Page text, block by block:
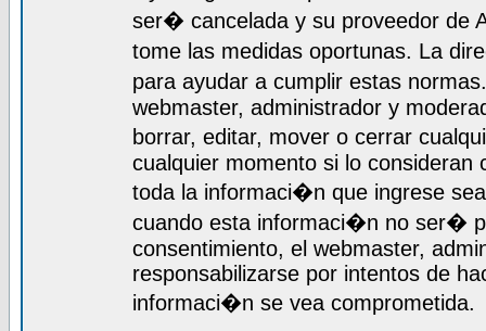
ser� cancelada y su proveedor de
tome las medidas oportunas. La
para ayudar a cumplir estas
webmaster, administrador y
borrar, editar, mover o cerrar
cualquier momento si lo consideran
toda la informaci�n que ingrese
cuando esta informaci�n no ser�
consentimiento, el webmaster,
responsabilizarse por intentos de
informaci�n se vea comprometida.